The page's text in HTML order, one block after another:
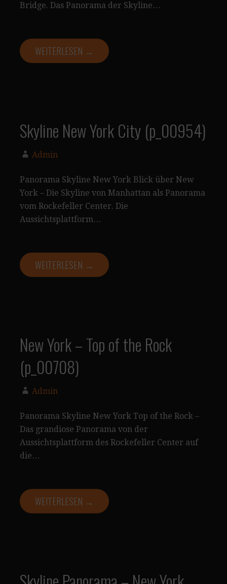
Bridge. Das Panorama der Skyline…
WEITERLESEN →
Skyline New York City (p_00954)
Admin
Panorama Skyline New York Blick über New
York – Die Skyline von Manhattan als Panorama
vom Rockefeller Center. Die
Aussichtsplattform…
WEITERLESEN →
New York – Top of the Rock
(p_00708)
Admin
Panorama Skyline New York Top of the Rock –
Das grandiose Panorama von der
Aussichtsplattform des Rockefeller Center auf
die…
WEITERLESEN →